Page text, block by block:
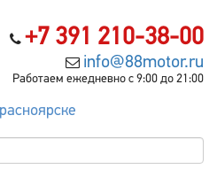
+7 391 210-38-00
info@88motor.ru
Работаем ежедневно с 9:00 до 21:00